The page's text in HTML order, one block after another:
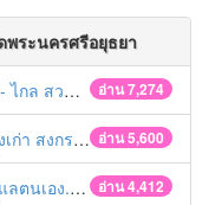
ระนครศรีอยุธยา
อ่าน 7,274
มวกนิรภัย
อ่าน 5,600
ขับขี่ปลอดภัย
อ่าน 4,412
มือภัยแล้ง”